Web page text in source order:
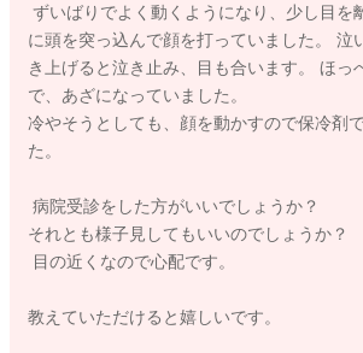
ずいばりでよく動くようになり、少し目を
に頭を突っ込んで顔を打っていました。 泣
き上げると泣き止み、目も合います。 ほっ
で、あざになっていました。
冷やそうとしても、顔を動かすので保冷剤
た。
病院受診をした方がいいでしょうか？
それとも様子見してもいいのでしょうか？
目の近くなので心配です。
教えていただけると嬉しいです。